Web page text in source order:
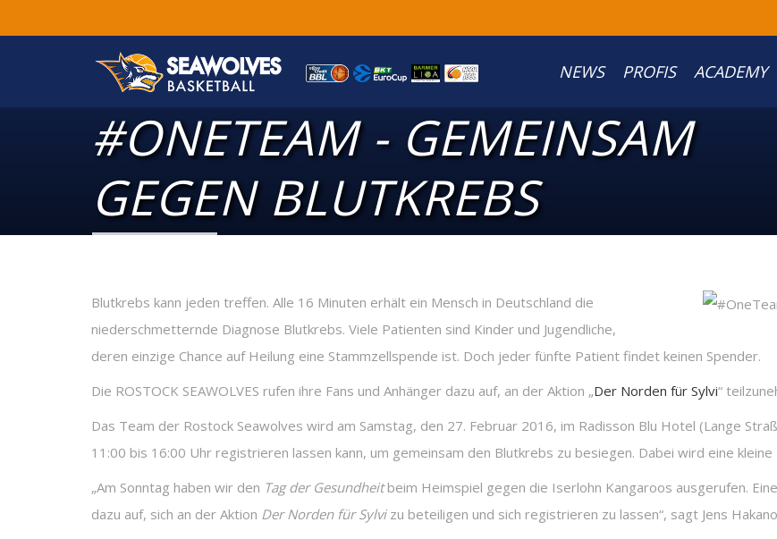
NEWS PROFIS ACADEMY
#ONETEAM - GEMEINSAM
GEGEN BLUTKREBS
Blutkrebs kann jeden treffen. Alle 16 Minuten erhält ein Mensch in Deutschland die
niederschmetternde Diagnose Blutkrebs. Viele Patienten sind Kinder und Jugendliche,
deren einzige Chance auf Heilung eine Stammzellspende ist. Doch jeder fünfte Patient findet keinen Spender.
Die ROSTOCK SEAWOLVES rufen ihre Fans und Anhänger dazu auf, an der Aktion „Der Norden für Sylvi“
Das Team der Rostock Seawolves wird am Samstag, den 27. Februar 2016, im Radisson Blu Hotel (Lange
11:00 bis 16:00 Uhr registrieren lassen kann, um gemeinsam den Blutkrebs zu besiegen. Dabei wird eine
„Am Sonntag haben wir den Tag der Gesundheitbeim Heimspiel gegen die Iserlohn Kangaroos ausgerufen.
dazu auf, sich an der Aktion Der Norden für Sylvizu beteiligen und sich registrieren zu lassen“, sagt Jens